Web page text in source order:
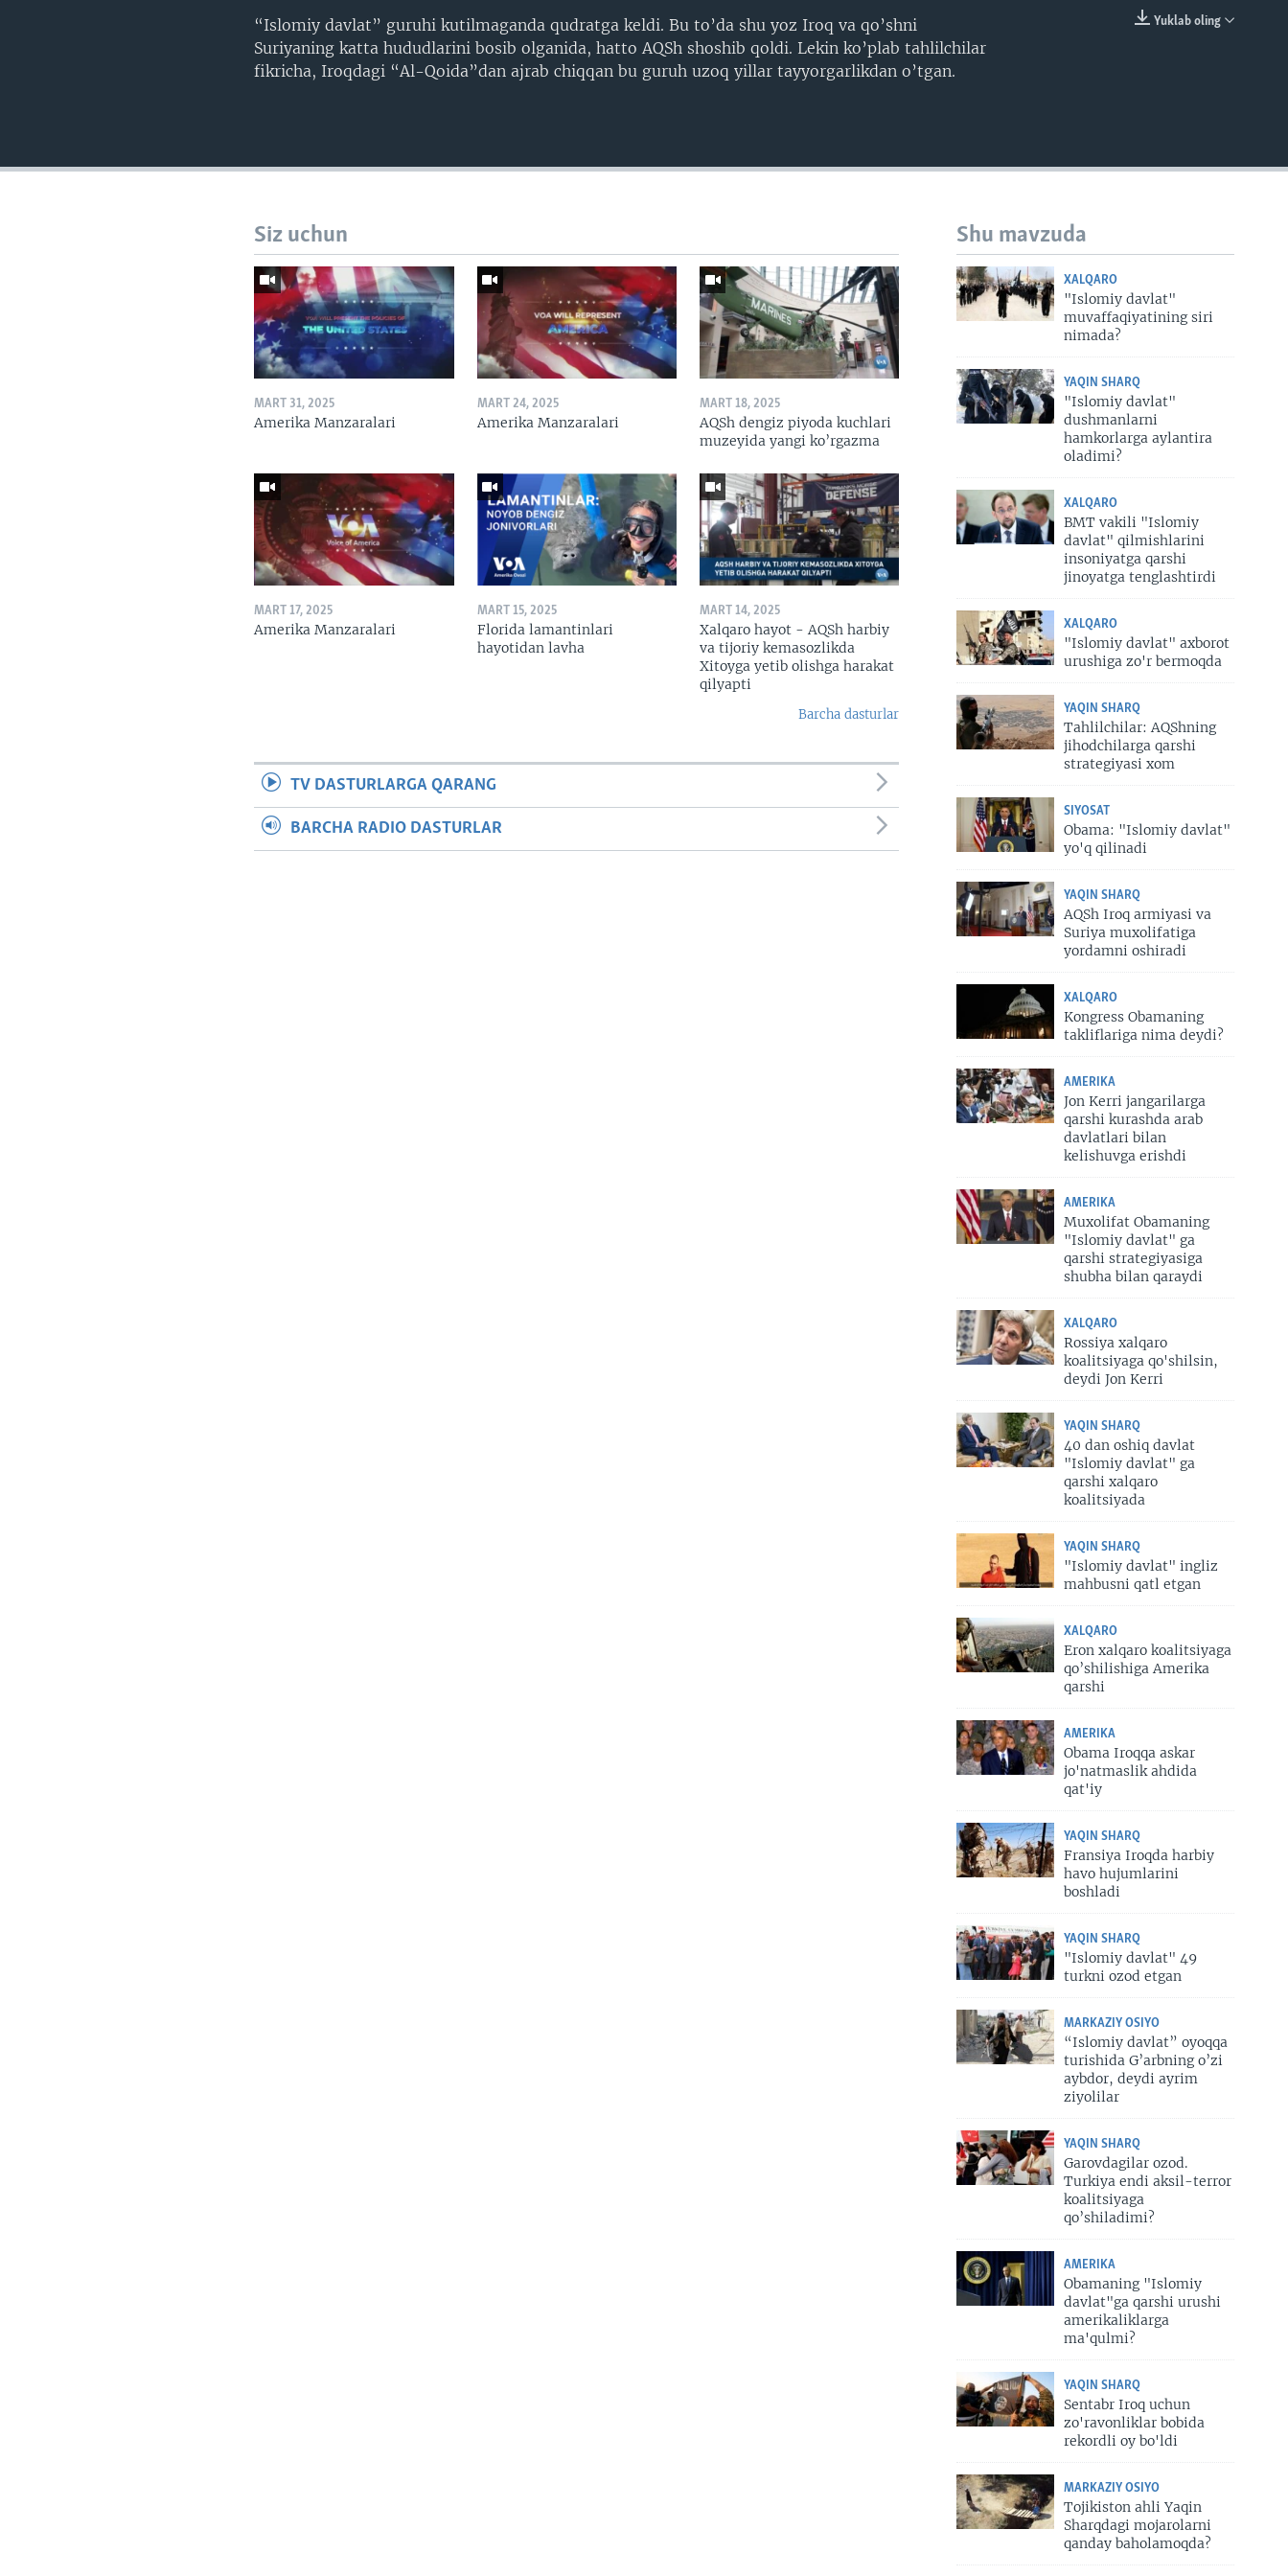
Yuklab oling
“Islomiy davlat” guruhi kutilmaganda qudratga keldi. Bu to’da shu yoz Iroq va qo’shni
Suriyaning katta hududlarini bosib olganida, hatto AQSh shoshib qoldi. Lekin ko’plab tahlilchilar
fikricha, Iroqdagi “Al-Qoida”dan ajrab chiqqan bu guruh uzoq yillar tayyorgarlikdan o’tgan.
Shu mavzuda
XALQARO
"Islomiy davlat"
muvaffaqiyatining siri
nimada?
YAQIN SHARQ
"Islomiy davlat"
dushmanlarni
hamkorlarga aylantira
oladimi?
XALQARO
BMT vakili "Islomiy
davlat" qilmishlarini
insoniyatga qarshi
jinoyatga tenglashtirdi
XALQARO
"Islomiy davlat" axborot
urushiga zo'r bermoqda
YAQIN SHARQ
Tahlilchilar: AQShning
jihodchilarga qarshi
strategiyasi xom
SIYOSAT
Obama: "Islomiy davlat"
yo'q qilinadi
YAQIN SHARQ
AQSh Iroq armiyasi va
Suriya muxolifatiga
yordamni oshiradi
XALQARO
Kongress Obamaning
takliflariga nima deydi?
AMERIKA
Jon Kerri jangarilarga
qarshi kurashda arab
davlatlari bilan
kelishuvga erishdi
AMERIKA
Muxolifat Obamaning
"Islomiy davlat" ga
qarshi strategiyasiga
shubha bilan qaraydi
XALQARO
Rossiya xalqaro
koalitsiyaga qo'shilsin,
deydi Jon Kerri
YAQIN SHARQ
40 dan oshiq davlat
"Islomiy davlat" ga
qarshi xalqaro
koalitsiyada
YAQIN SHARQ
"Islomiy davlat" ingliz
mahbusni qatl etgan
XALQARO
Eron xalqaro koalitsiyaga
qo’shilishiga Amerika
qarshi
AMERIKA
Obama Iroqqa askar
jo'natmaslik ahdida
qat'iy
YAQIN SHARQ
Fransiya Iroqda harbiy
havo hujumlarini
boshladi
YAQIN SHARQ
"Islomiy davlat" 49
turkni ozod etgan
MARKAZIY OSIYO
“Islomiy davlat” oyoqqa
turishida G’arbning o’zi
aybdor, deydi ayrim
ziyolilar
YAQIN SHARQ
Garovdagilar ozod.
Turkiya endi aksil-terror
koalitsiyaga
qo’shiladimi?
AMERIKA
Obamaning "Islomiy
davlat"ga qarshi urushi
amerikaliklarga
ma'qulmi?
YAQIN SHARQ
Sentabr Iroq uchun
zo'ravonliklar bobida
rekordli oy bo'ldi
MARKAZIY OSIYO
Tojikiston ahli Yaqin
Sharqdagi mojarolarni
qanday baholamoqda?
Siz uchun
MART 31, 2025
Amerika Manzaralari
MART 24, 2025
Amerika Manzaralari
MART 18, 2025
AQSh dengiz piyoda kuchlari
muzeyida yangi ko’rgazma
MART 17, 2025
Amerika Manzaralari
MART 15, 2025
Florida lamantinlari
hayotidan lavha
MART 14, 2025
Xalqaro hayot - AQSh harbiy
va tijoriy kemasozlikda
Xitoyga yetib olishga harakat
qilyapti
Barcha dasturlar
TV DASTURLARGA QARANG
BARCHA RADIO DASTURLAR